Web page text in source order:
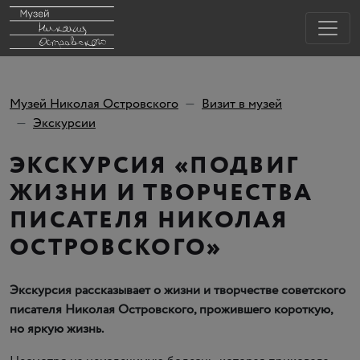
Музей Николая Островского
Визит в музей
Экскурсии
ЭКСКУРСИЯ «ПОДВИГ
ЖИЗНИ И ТВОРЧЕСТВА
ПИСАТЕЛЯ НИКОЛАЯ
ОСТРОВСКОГО»
Экскурсия рассказывает о жизни и творчестве советского
писателя Николая Островского, прожившего короткую,
но яркую жизнь.